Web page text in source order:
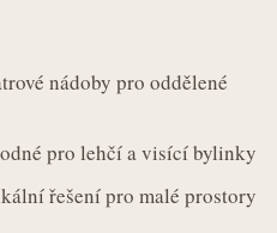
nádoby pro oddělené
pro lehčí a visící bylinky
řešení pro malé prostory